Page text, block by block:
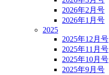
2026年2月号
2026年1月号
2025
2025年12月号
2025年11月号
2025年10月号
2025年9月号